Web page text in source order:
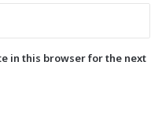
in this browser for the next